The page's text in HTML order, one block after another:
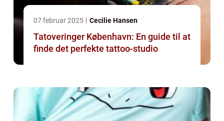
07 februar 2025 Cecilie Hansen
Tatoveringer København: En guide til at
finde det perfekte tattoo-studio